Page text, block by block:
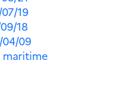
19
18
04/09
maritime